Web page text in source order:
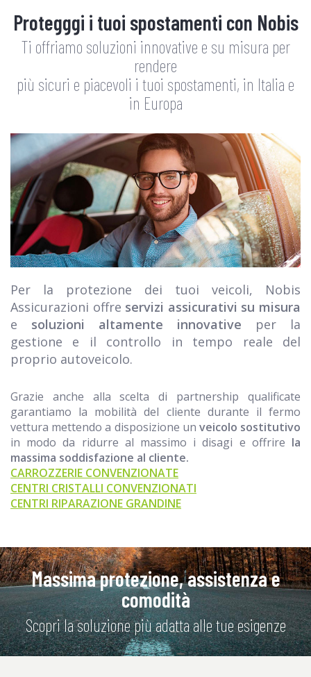
Protegggi i tuoi spostamenti con Nobis
Ti offriamo soluzioni innovative e su misura per
rendere
più sicuri e piacevoli i tuoi spostamenti, in Italia e
in Europa
Per la protezione dei tuoi veicoli, Nobis
Assicurazioni offre servizi assicurativi su misura
e soluzioni altamente innovative per la
gestione e il controllo in tempo reale del
proprio autoveicolo.
Grazie anche alla scelta di partnership qualificate
garantiamo la mobilità del cliente durante il fermo
vettura mettendo a disposizione un veicolo sostitutivo
in modo da ridurre al massimo i disagi e offrire la
massima soddisfazione al cliente.
CARROZZERIE CONVENZIONATE
CENTRI CRISTALLI CONVENZIONATI
CENTRI RIPARAZIONE GRANDINE
Massima protezione, assistenza e
comodità
Scopri la soluzione più adatta alle tue esigenze